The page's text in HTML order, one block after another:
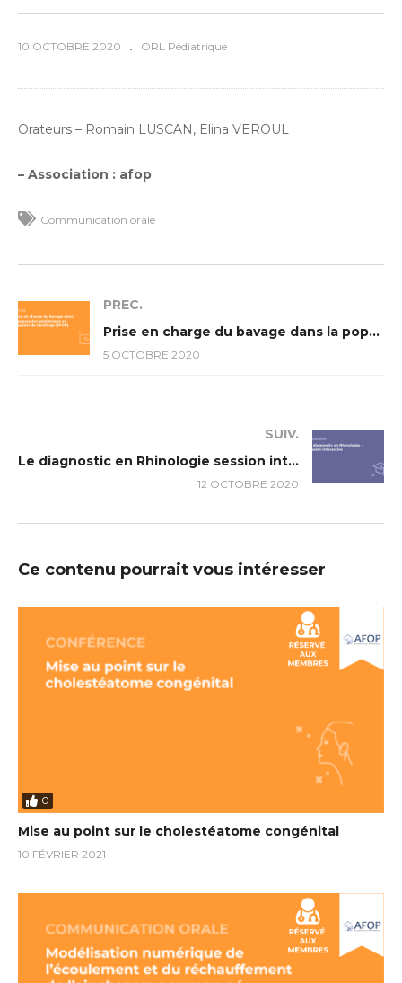
10 OCTOBRE 2020 ORL Pédiatrique
Orateurs – Romain LUSCAN, Elina VEROUL
– Association : afop
Communication orale
PREC.
Prise en charge du bavage dans la population pédiatrique en situation de handicap (AFOP)
5 OCTOBRE 2020
SUIV.
Le diagnostic en Rhinologie session interactive
12 OCTOBRE 2020
Ce contenu pourrait vous intéresser
0
Mise au point sur le cholestéatome congénital
10 FÉVRIER 2021